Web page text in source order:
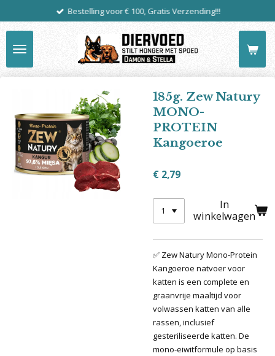
de
hoofdinhoud
Bestelling voor € 100, Gratis Verzending!!!
185g. Zew Natury
MONO-
PROTEIN
Kangoeroe
€ 2,79
In
winkelwagen
✅ Zew Natury Mono-Protein
Kangoeroe natvoer voor
katten is een complete en
graanvrije maaltijd voor
volwassen katten van alle
rassen, inclusief
gesteriliseerde katten. De
mono-eiwitformule op basis